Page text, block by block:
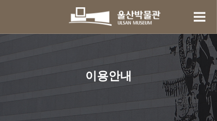
이용안내